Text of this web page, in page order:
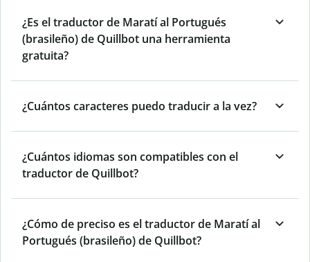
¿Es el traductor de Maratí al Portugués
(brasileño) de Quillbot una herramienta
gratuita?
¿Cuántos caracteres puedo traducir a la vez?
¿Cuántos idiomas son compatibles con el
traductor de Quillbot?
¿Cómo de preciso es el traductor de Maratí al
Portugués (brasileño) de Quillbot?